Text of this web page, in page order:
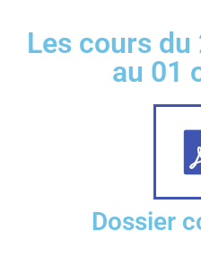
Les cours
au 01
Dossier